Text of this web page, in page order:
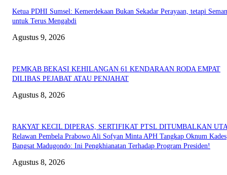
Ketua PDHI Sumsel: Kemerdekaan Bukan Sekadar Perayaan, tetapi
untuk Terus Mengabdi
Agustus 9, 2026
PEMKAB BEKASI KEHILANGAN 61 KENDARAAN RODA EMPAT
DILIBAS PEJABAT ATAU PENJAHAT
Agustus 8, 2026
RAKYAT KECIL DIPERAS, SERTIFIKAT PTSL DITUMBALKAN
Relawan Pembela Prabowo Ali Sofyan Minta APH Tangkap Oknum Kades
Bangsat Madugondo: Ini Pengkhianatan Terhadap Program Presiden!
Agustus 8, 2026